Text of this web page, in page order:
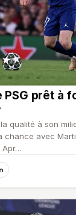
PSG prêt à
qualité à son
chance avec
Apr…